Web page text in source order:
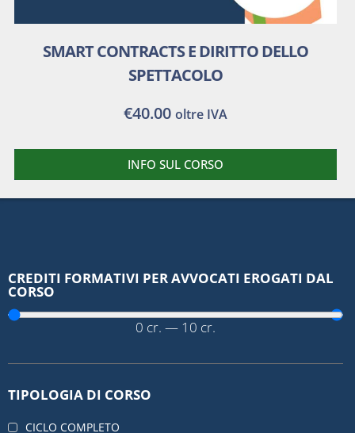
CREDITI FORMATIVI PER AVVOCATI EROGATI DAL
CORSO
0 cr. — 10 cr.
TIPOLOGIA DI CORSO
CICLO COMPLETO
SMART CONTRACTS E DIRITTO DELLO
SPETTACOLO
€40.00 oltre IVA
INFO SUL CORSO